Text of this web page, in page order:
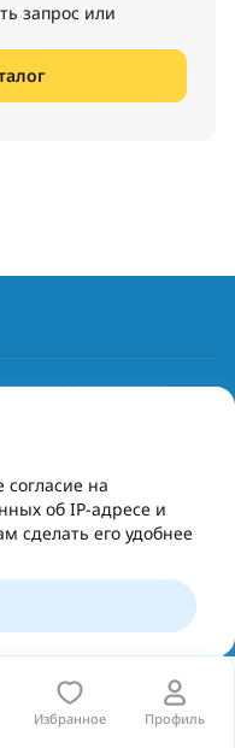
Избранное Профиль
запрос или
на
об IP-адресе и
сделать его удобнее
предложения на